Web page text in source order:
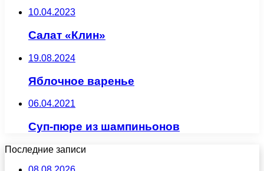
10.04.2023
Салат «Клин»
19.08.2024
Яблочное варенье
06.04.2021
Суп-пюре из шампиньонов
Последние записи